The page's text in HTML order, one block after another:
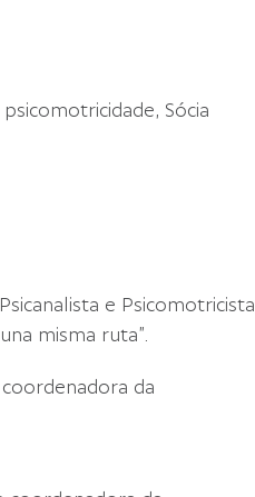
Sócia
e Psicomotricista
misma ruta”.
coordenadora da